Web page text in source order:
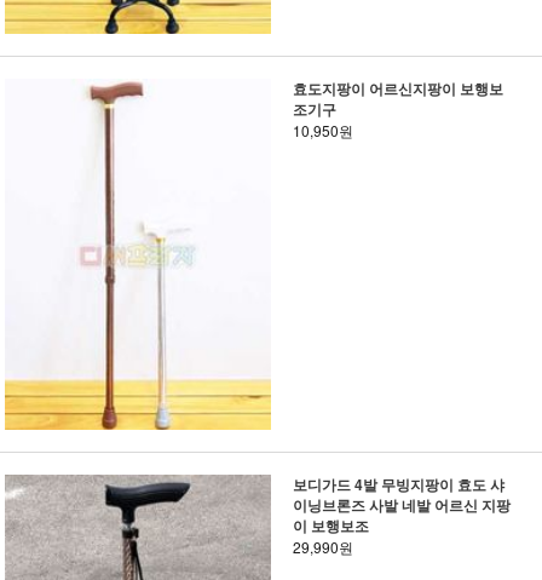
효도지팡이 어르신지팡이 보행보
조기구
10,950원
보디가드 4발 무빙지팡이 효도 샤
이닝브론즈 사발 네발 어르신 지팡
이 보행보조
29,990원